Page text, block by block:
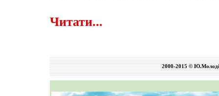
Читати...
2000-2015 ©